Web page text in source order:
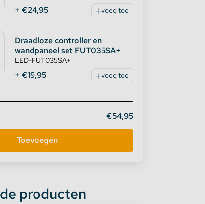
+ €24,95 voeg toe
Draadloze controller en
wandpaneel set FUT035SA+
LED-FUT035SA+
+ €19,95 voeg toe
€54,95
producten